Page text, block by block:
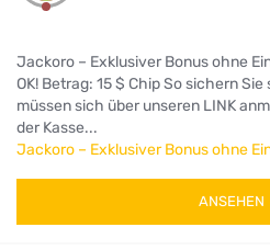
Jackoro – Exklusiver Bonus ohne
OK! Betrag: 15 $ Chip So sichern
müssen sich über unseren LINK
der Kasse...
Jackoro – Exklusiver Bonus ohne
ANSEHEN